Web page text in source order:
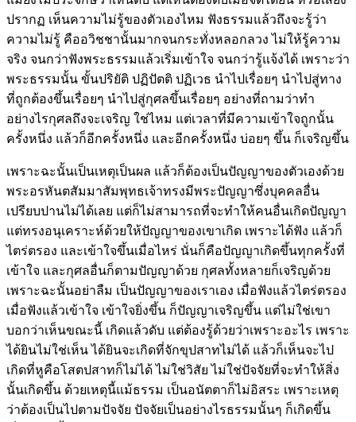
ปรากฏ เห็นความไม่รู้ของตัวเองไหม ฟังธรรมแล้วถึงจะรู้ว่า
ความไม่รู้ คืออวิชชานั้นมากจนกระทั่งหลอกลวง ไม่ให้รู้ความ
จริง จนกว่าฟังพระธรรมแล้วเริ่มเข้าใจ จนกว่ารู้แจ้งได้ เพราะว่า
พระธรรมนั้น ขั้นปริยัติ ปฏิปัตติ ปฏิเวธ นำไปเรื่อยๆ นำไปสู่ทาง
ที่ถูกต้องขึ้นเรื่อยๆ นำไปสู่กุศลขึ้นเรื่อยๆ อย่างที่ถามว่าทำ
อย่างไรกุศลถึงจะเจริญ ใช่ไหม แต่เวลาที่มีความเข้าใจถูกนั้น
ครั้งหนึ่ง แล้วก็อีกครั้งหนึ่ง และอีกครั้งหนึ่ง บ่อยๆ ขึ้น ก็เจริญขึ้น
เพราะฉะนั้นเป็นเหตุเป็นผล แล้วก็ต้องเป็นปัญญาของตัวเองด้วย
พระอรหันตสัมมาสัมพุทธเจ้าทรงมีพระปัญญาซึ่งบุคคลอื่น
เปรียบปานไม่ได้เลย แต่ก็ไม่สามารถที่จะทำให้คนอื่นเกิดปัญญา
แต่ทรงอนุเคราะห์ด้วยให้ปัญญาของเขาเกิด เพราะได้ฟัง แล้วก็
ไตร่ตรอง และเข้าใจขึ้นเมื่อไหร่ นั่นก็คือปัญญาเกิดขึ้นทุกครั้งที่
เข้าใจ และกุศลอื่นก็ตามปัญญาด้วย กุศลทั้งหลายก็เจริญด้วย
เพราะฉะนั้นอย่าลืม เป็นปัญญาของเราเอง เมื่อฟังแล้วไตร่ตรอง
เมื่อฟังแล้วเข้าใจ เข้าใจยิ่งขึ้น ก็ปัญญาเจริญขึ้น แต่ไม่ใช่เขา
บอกว่าเห็นขณะนี้ เกิดแล้วดับ แต่ต้องรู้ด้วยว่าเพราะอะไร เพราะ
ได้ยินไม่ใช่เห็น ได้ยินจะเกิดที่จักขุปสาทไม่ได้ แล้วก็เห็นจะไป
เกิดที่หูคือโสตปสาทก็ไม่ได้ ไม่ใช่วิสัย ไม่ใช่ปัจจัยที่จะทำให้สิ่ง
นั้นเกิดขึ้น ด้วยเหตุนี้แม้ธรรม เป็นอนัตตาก็ไม่อิสระ เพราะเหตุ
ว่าต้องเป็นไปตามปัจจัย ปัจจัยเป็นอย่างไรธรรมนั้นๆ ก็เกิดขึ้น